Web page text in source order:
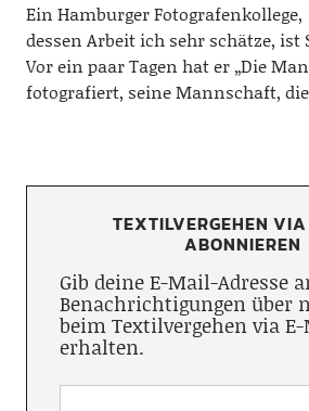
Ein Hamburger Fotografenkollege,
dessen Arbeit ich sehr schätze, ist
Vor ein paar Tagen hat er „Die
fotografiert, seine Mannschaft,
TEXTILVERGEHEN
ABONNIEREN
Gib deine E-Mail-Adresse
Benachrichtigungen über
beim Textilvergehen via
erhalten.